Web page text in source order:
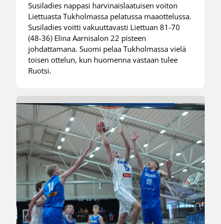
Susiladies nappasi harvinaislaatuisen voiton
Liettuasta Tukholmassa pelatussa maaottelussa.
Susiladies voitti vakuuttavasti Liettuan 81-70
(48-36) Elina Aarnisalon 22 pisteen
johdattamana. Suomi pelaa Tukholmassa vielä
toisen ottelun, kun huomenna vastaan tulee
Ruotsi.